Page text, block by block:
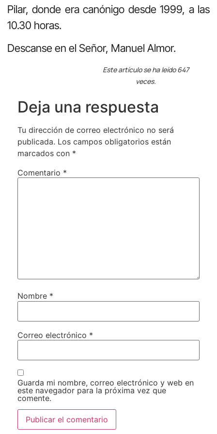
Pilar, donde era canónigo desde 1999, a las
10.30 horas.
Descanse en el Señor, Manuel Almor.
Este artículo se ha leído 647
veces.
Deja una respuesta
Tu dirección de correo electrónico no será
publicada. Los campos obligatorios están
marcados con *
Comentario *
Nombre *
Correo electrónico *
Guarda mi nombre, correo electrónico y web en
este navegador para la próxima vez que
comente.